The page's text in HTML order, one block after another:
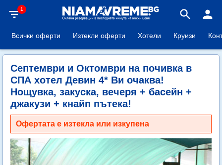
filter_list1 search person
Всички оферти Изтекли оферти Хотели Круизи
Септември и Октомври на почивка в
СПА хотел Девин 4* Ви очаква!
Нощувка, закуска, вечеря + басейн +
джакузи + кнайп пътека!
Офертата е изтекла или изкупена